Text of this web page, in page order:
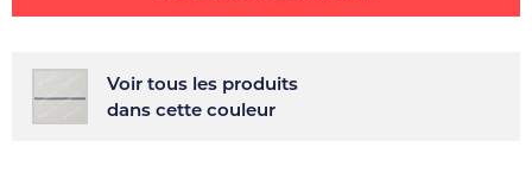
Voir tous les produits
dans cette couleur